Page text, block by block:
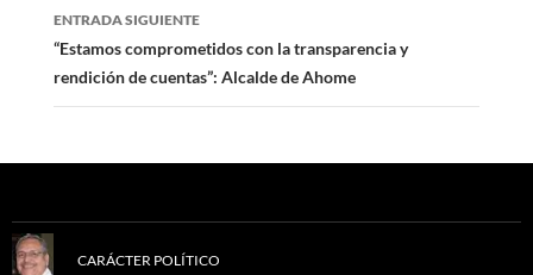
ENTRADA SIGUIENTE
“Estamos comprometidos con la transparencia y
rendición de cuentas”: Alcalde de Ahome
CARÁCTER POLÍTICO